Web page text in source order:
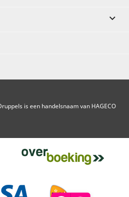

is een handelsnaam van HAGECO